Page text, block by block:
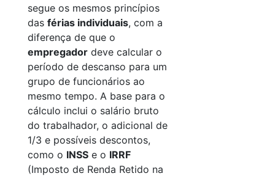
segue os mesmos princípios
das férias individuais, com a
diferença de que o
empregador deve calcular o
período de descanso para um
grupo de funcionários ao
mesmo tempo. A base para o
cálculo inclui o salário bruto
do trabalhador, o adicional de
1/3 e possíveis descontos,
como o INSS e o IRRF
(Imposto de Renda Retido na